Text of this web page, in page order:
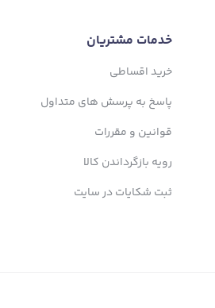
خدمات مشتریان
خرید اقساطی
پاسخ به پرسش های متداول
قوانین و مقررات
رویه بازگرداندن کالا
ثبت شکایات در سایت